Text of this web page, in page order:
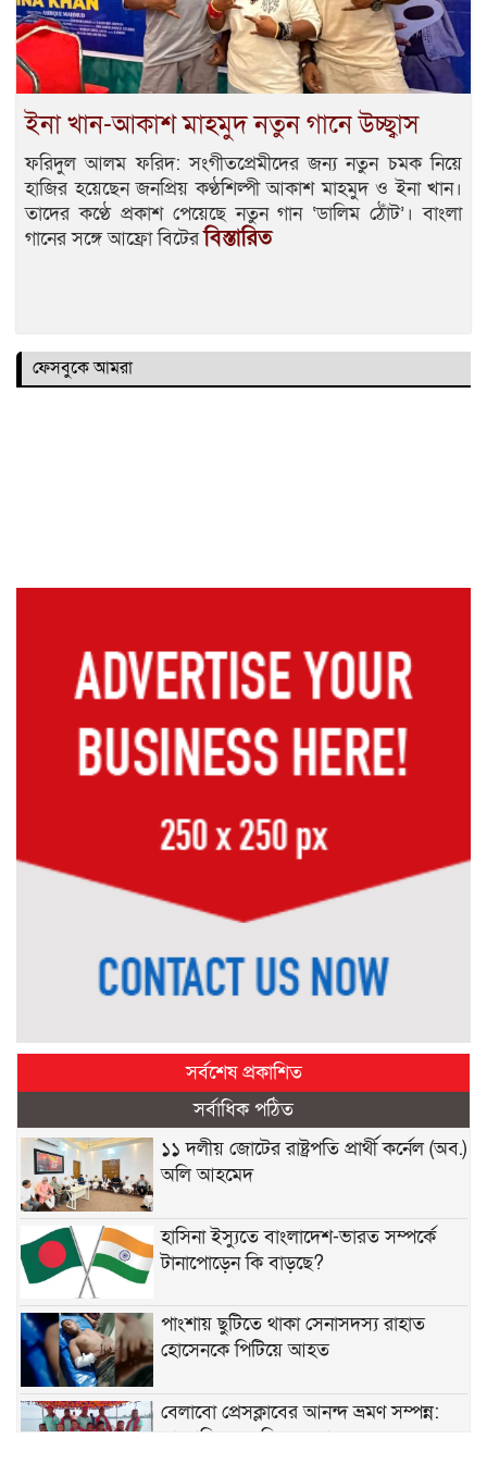
ইনা খান-আকাশ মাহমুদ নতুন গানে উচ্ছ্বাস
ফরিদুল আলম ফরিদ: সংগীতপ্রেমীদের জন্য নতুন চমক নিয়ে
হাজির হয়েছেন জনপ্রিয় কণ্ঠশিল্পী আকাশ মাহমুদ ও ইনা খান।
তাদের কণ্ঠে প্রকাশ পেয়েছে নতুন গান ‘ডালিম ঠোঁট’। বাংলা
গানের সঙ্গে আফ্রো বিটেরবিস্তারিত
ফেসবুকে আমরা
সর্বশেষ প্রকাশিত
সর্বাধিক পঠিত
১১ দলীয় জোটের রাষ্ট্রপতি প্রার্থী কর্নেল (অব.)
অলি আহমেদ
হাসিনা ইস্যুতে বাংলাদেশ-ভারত সম্পর্কে
টানাপোড়েন কি বাড়ছে?
পাংশায় ছুটিতে থাকা সেনাসদস্য রাহাত
হোসেনকে পিটিয়ে আহত
বেলাবো প্রেসক্লাবের আনন্দ ভ্রমণ সম্পন্ন:
সাংবাদিকদের মিলনমেলা